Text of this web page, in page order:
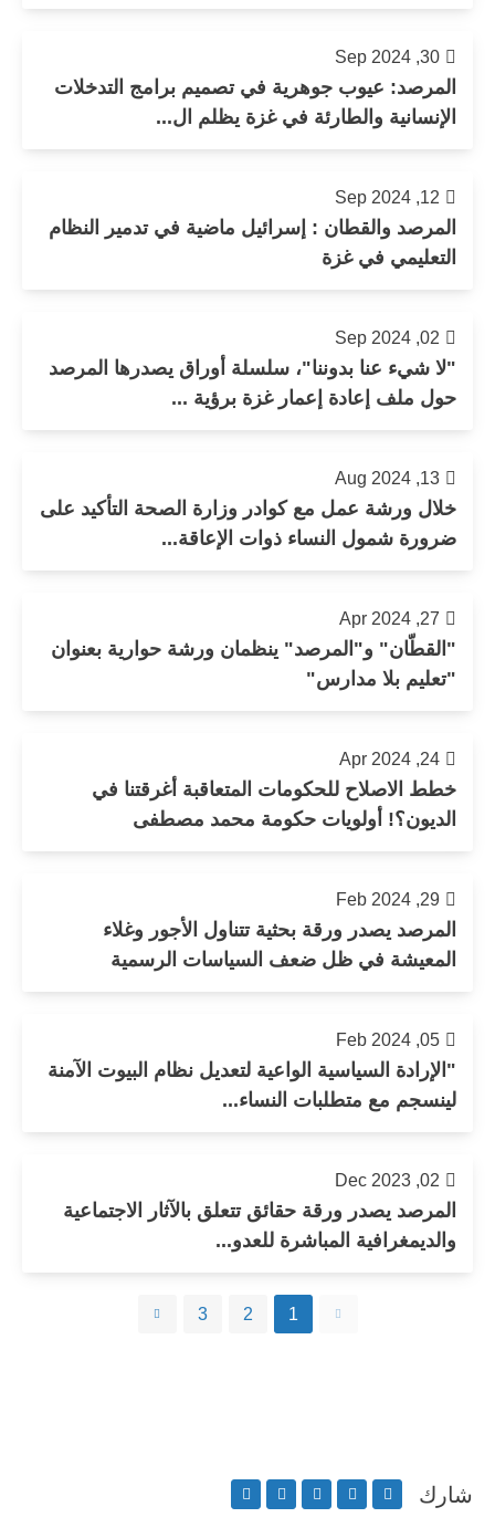
30, Sep 2024
المرصد: عيوب جوهرية في تصميم برامج التدخلات
الإنسانية والطارئة في غزة يظلم ال...
12, Sep 2024
المرصد والقطان : إسرائيل ماضية في تدمير النظام
التعليمي في غزة
02, Sep 2024
"لا شيء عنا بدوننا"، سلسلة أوراق يصدرها المرصد
حول ملف إعادة إعمار غزة برؤية ...
13, Aug 2024
خلال ورشة عمل مع كوادر وزارة الصحة التأكيد على
ضرورة شمول النساء ذوات الإعاقة...
27, Apr 2024
"القطّان" و"المرصد" ينظمان ورشة حوارية بعنوان
"تعليم بلا مدارس"
24, Apr 2024
خطط الاصلاح للحكومات المتعاقبة أغرقتنا في
الديون؟! أولويات حكومة محمد مصطفى
29, Feb 2024
المرصد يصدر ورقة بحثية تتناول الأجور وغلاء
المعيشة في ظل ضعف السياسات الرسمية
05, Feb 2024
"الإرادة السياسية الواعية لتعديل نظام البيوت الآمنة
لينسجم مع متطلبات النساء...
02, Dec 2023
المرصد يصدر ورقة حقائق تتعلق بالآثار الاجتماعية
والديمغرافية المباشرة للعدو...
1
2
3
شارك